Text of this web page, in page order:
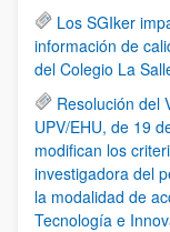
Los SGIker
información de
del Colegio La
Resolución del
UPV/EHU, de 19
modifican los
investigadora del
la modalidad de
Tecnología e